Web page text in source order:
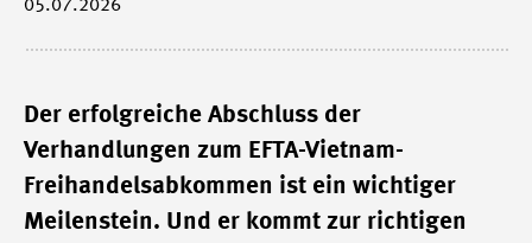
05.07.2026
Der erfolgreiche Abschluss der
Verhandlungen zum EFTA-Vietnam-
Freihandelsabkommen ist ein wichtiger
Meilenstein. Und er kommt zur richtigen